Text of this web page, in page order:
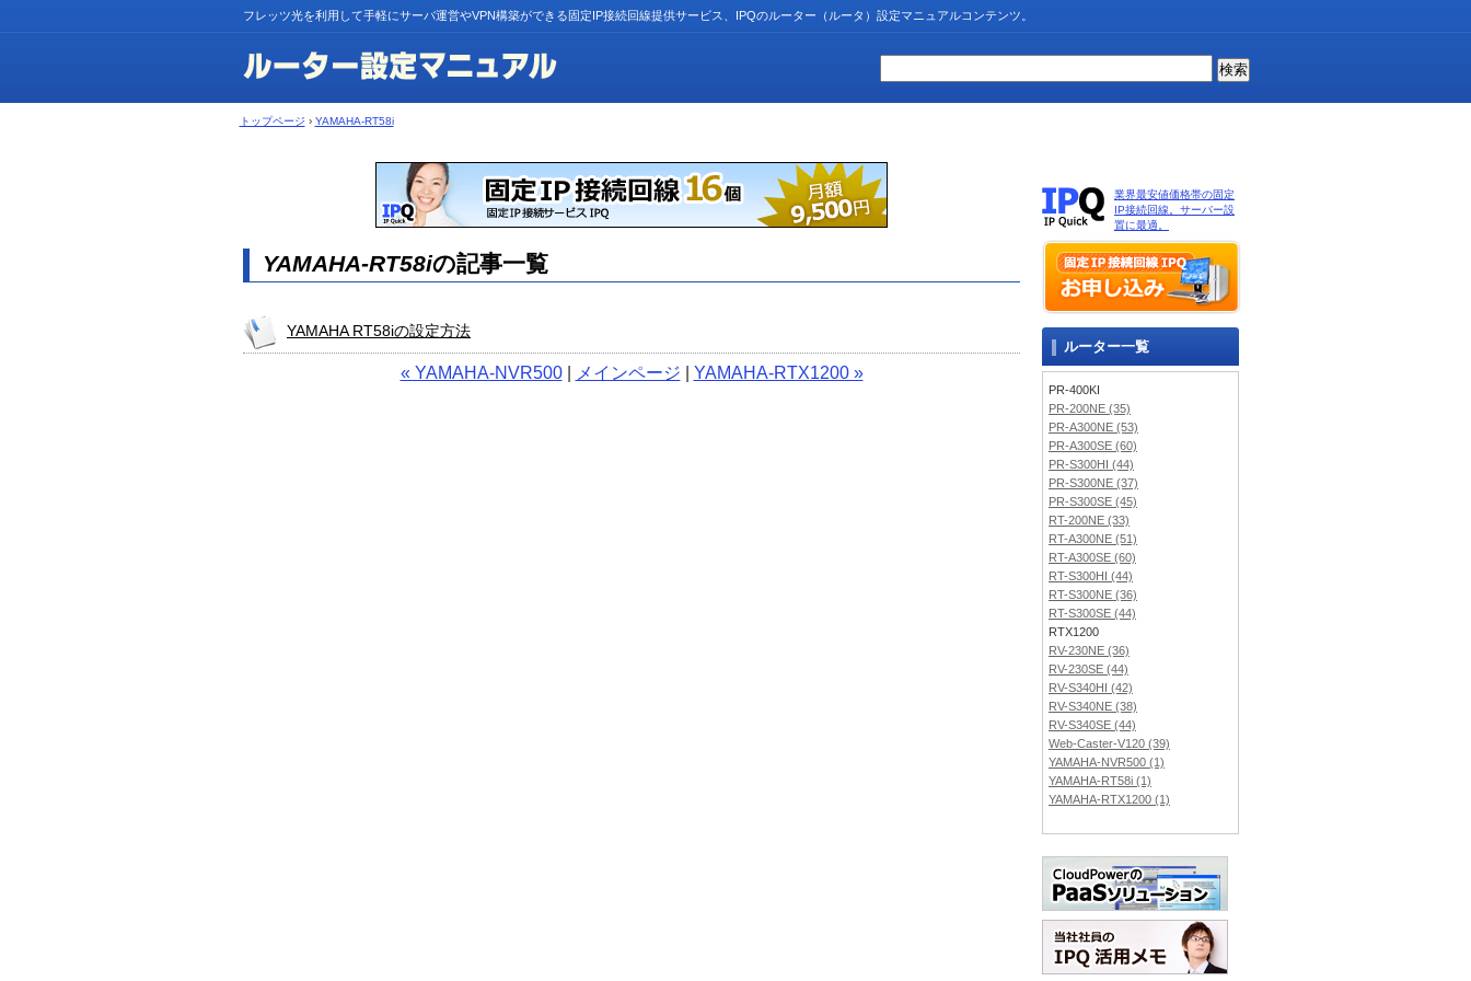
フレッツ光を利用して手軽にサーバ運営やVPN構築ができる固定IP接続回線提供サービス、IPQのルーター（ルータ）設定マニュアルコンテンツ。
トップページ › YAMAHA-RT58i
YAMAHA-RT58iの記事一覧
YAMAHA RT58iの設定方法
« YAMAHA-NVR500| メインページ YAMAHA-RTX1200 »
業界最安値価格帯の固定
IP接続回線。サーバー設
置に最適。
ルーター一覧
PR-400KI
PR-200NE (35)
PR-A300NE (53)
PR-A300SE (60)
PR-S300HI (44)
PR-S300NE (37)
PR-S300SE (45)
RT-200NE (33)
RT-A300NE (51)
RT-A300SE (60)
RT-S300HI (44)
RT-S300NE (36)
RT-S300SE (44)
RTX1200
RV-230NE (36)
RV-230SE (44)
RV-S340HI (42)
RV-S340NE (38)
RV-S340SE (44)
Web-Caster-V120 (39)
YAMAHA-NVR500 (1)
YAMAHA-RT58i (1)
YAMAHA-RTX1200 (1)